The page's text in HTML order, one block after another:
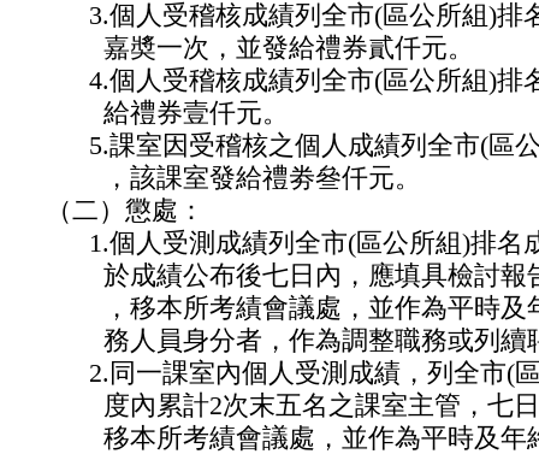
3.個人受稽核成績列全市(區公所組)排
嘉奬一次，並發給禮券貳仟元。
4.個人受稽核成績列全市(區公所組)排
給禮券壹仟元。
5.課室因受稽核之個人成績列全市(區公
，該課室發給禮劵叄仟元。
（二）懲處：
1.個人受測成績列全市(區公所組)排名
於成績公布後七日內，應填具檢討報
，移本所考績會議處，並作為平時及
務人員身分者，作為調整職務或列續
2.同一課室內個人受測成績，列全市(區
度內累計2次末五名之課室主管，七日
移本所考績會議處，並作為平時及年